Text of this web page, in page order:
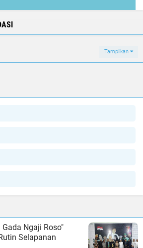
Tampilkan
Ngaji Roso"
Selapanan